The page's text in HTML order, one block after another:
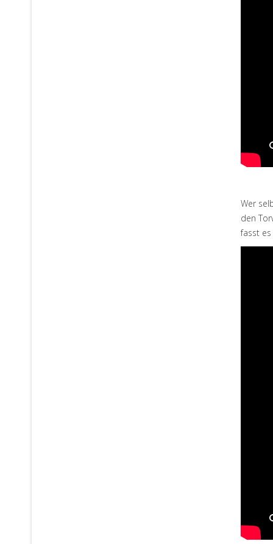
Wer
den
fasst